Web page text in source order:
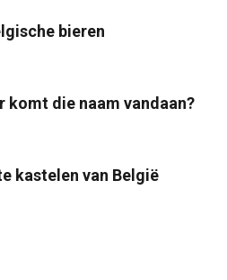
bieren
komt die naam vandaan?
kastelen van België